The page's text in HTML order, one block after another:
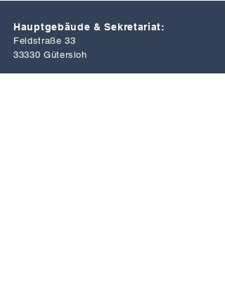
Hauptgebäude & Sekretariat:
Feldstraße 33
33330 Gütersloh